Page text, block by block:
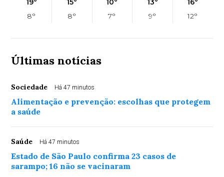
19°
8°
15°
8°
10°
7°
13°
9°
16°
12°
Últimas notícias
Sociedade Há 47 minutos
Alimentação e prevenção: escolhas que protegem
a saúde
Saúde Há 47 minutos
Estado de São Paulo confirma 23 casos de
sarampo; 16 não se vacinaram